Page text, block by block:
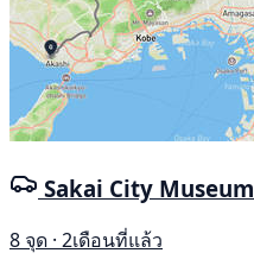
Sakai City
8 จุด · 2เดือนที่แล้ว